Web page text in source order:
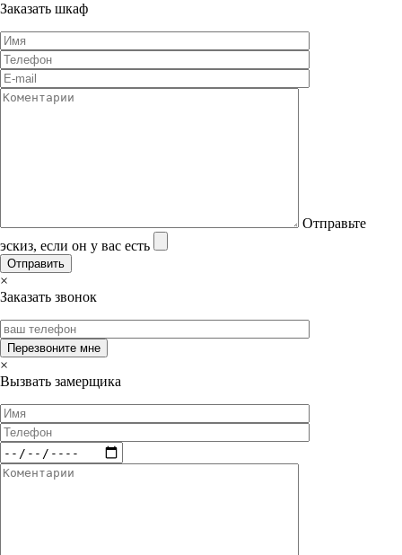
Заказать шкаф
Отправьте
эскиз, если он у вас есть
×
Заказать звонок
×
Вызвать замерщика